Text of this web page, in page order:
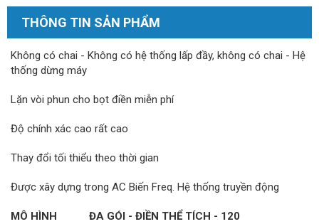
THÔNG TIN SẢN PHẨM
Không có chai - Không có hệ thống lấp đầy, không có chai - Hệ
thống dừng máy
Lặn vòi phun cho bọt điền miễn phí
Độ chính xác cao rất cao
Thay đổi tối thiểu theo thời gian
Được xây dựng trong AC Biến Freq. Hệ thống truyền động
MÔ HÌNH
ĐA GÓI - ĐIỀN THỂ TÍCH - 120